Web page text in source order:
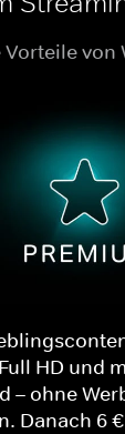
von
HD und
– ohne
Danach 6